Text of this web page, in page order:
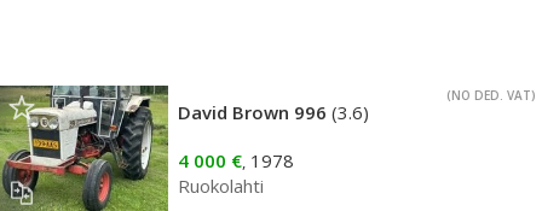
(NO DED. VAT)
David Brown 996 (3.6)
4 000 €, 1978
Ruokolahti